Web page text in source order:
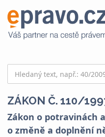
ZÁKON Č. 110/
Zákon o potravinách
o změně a doplnění